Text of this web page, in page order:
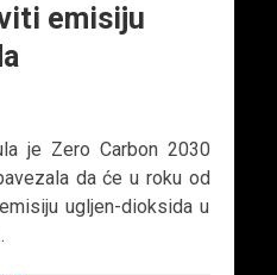
emisiju
je Zero Carbon 2030
da će u roku od
ugljen-dioksida u